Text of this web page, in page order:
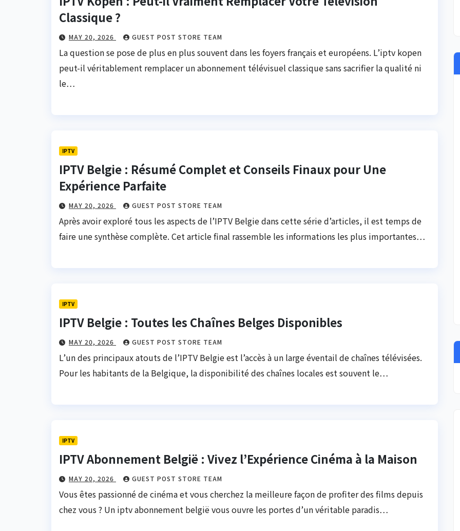
Classique ?
MAY 20, 2026 GUEST POST STORE TEAM
La question se pose de plus en plus souvent dans les foyers français et européens. L’iptv kopen
peut-il véritablement remplacer un abonnement télévisuel classique sans sacrifier la qualité ni
le…
IPTV
IPTV Belgie : Résumé Complet et Conseils Finaux pour Une
Expérience Parfaite
MAY 20, 2026 GUEST POST STORE TEAM
Après avoir exploré tous les aspects de l’IPTV Belgie dans cette série d’articles, il est temps de
faire une synthèse complète. Cet article final rassemble les informations les plus importantes…
IPTV
IPTV Belgie : Toutes les Chaînes Belges Disponibles
MAY 20, 2026 GUEST POST STORE TEAM
L’un des principaux atouts de l’IPTV Belgie est l’accès à un large éventail de chaînes télévisées.
Pour les habitants de la Belgique, la disponibilité des chaînes locales est souvent le…
IPTV
IPTV Abonnement België : Vivez l’Expérience Cinéma à la Maison
MAY 20, 2026 GUEST POST STORE TEAM
Vous êtes passionné de cinéma et vous cherchez la meilleure façon de profiter des films depuis
chez vous ? Un iptv abonnement belgië vous ouvre les portes d’un véritable paradis…